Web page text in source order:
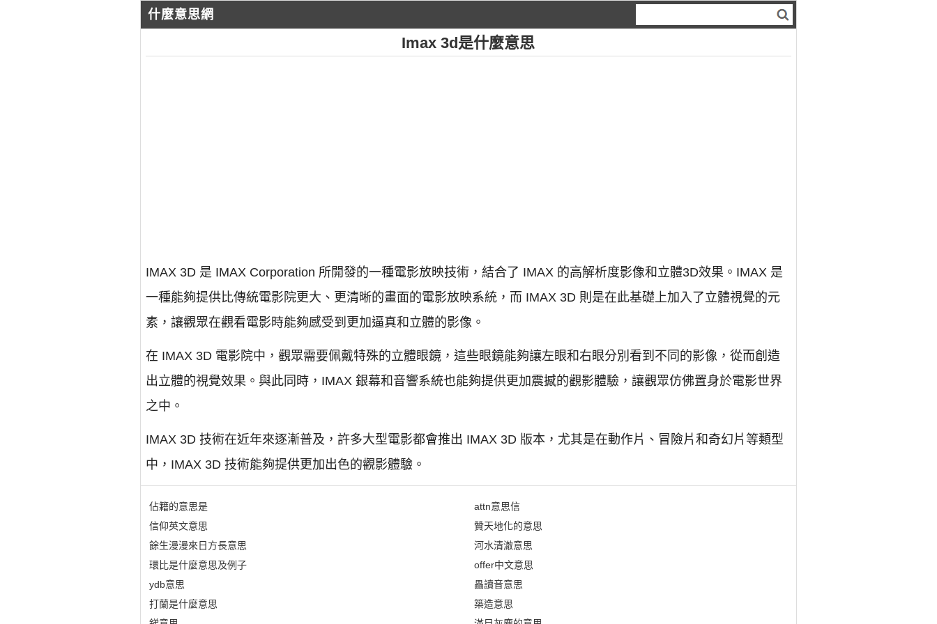
什麼意思網
Imax 3d是什麼意思
IMAX 3D 是 IMAX Corporation 所開發的一種電影放映技術，結合了 IMAX 的高解析度影像和立體3D效果。IMAX 是
一種能夠提供比傳統電影院更大、更清晰的畫面的電影放映系統，而 IMAX 3D 則是在此基礎上加入了立體視覺的元
素，讓觀眾在觀看電影時能夠感受到更加逼真和立體的影像。
在 IMAX 3D 電影院中，觀眾需要佩戴特殊的立體眼鏡，這些眼鏡能夠讓左眼和右眼分別看到不同的影像，從而創造
出立體的視覺效果。與此同時，IMAX 銀幕和音響系統也能夠提供更加震撼的觀影體驗，讓觀眾仿佛置身於電影世界
之中。
IMAX 3D 技術在近年來逐漸普及，許多大型電影都會推出 IMAX 3D 版本，尤其是在動作片、冒險片和奇幻片等類型
中，IMAX 3D 技術能夠提供更加出色的觀影體驗。
佔籍的意思是
信仰英文意思
餘生漫漫來日方長意思
環比是什麼意思及例子
ydb意思
打蘭是什麼意思
attn意思信
贊天地化的意思
河水清澈意思
offer中文意思
畾讀音意思
築造意思